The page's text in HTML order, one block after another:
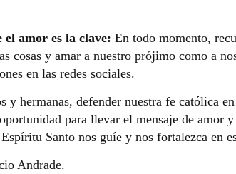
el amor es la clave: En todo momento,
cosas y amar a nuestro prójimo como a
en las redes sociales.
y hermanas, defender nuestra fe católica
para llevar el mensaje de amor
Santo nos guíe y nos fortalezca en
Andrade.